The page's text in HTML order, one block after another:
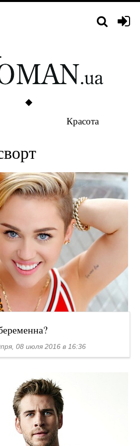
Красота
08 июля 2016 в 16:36